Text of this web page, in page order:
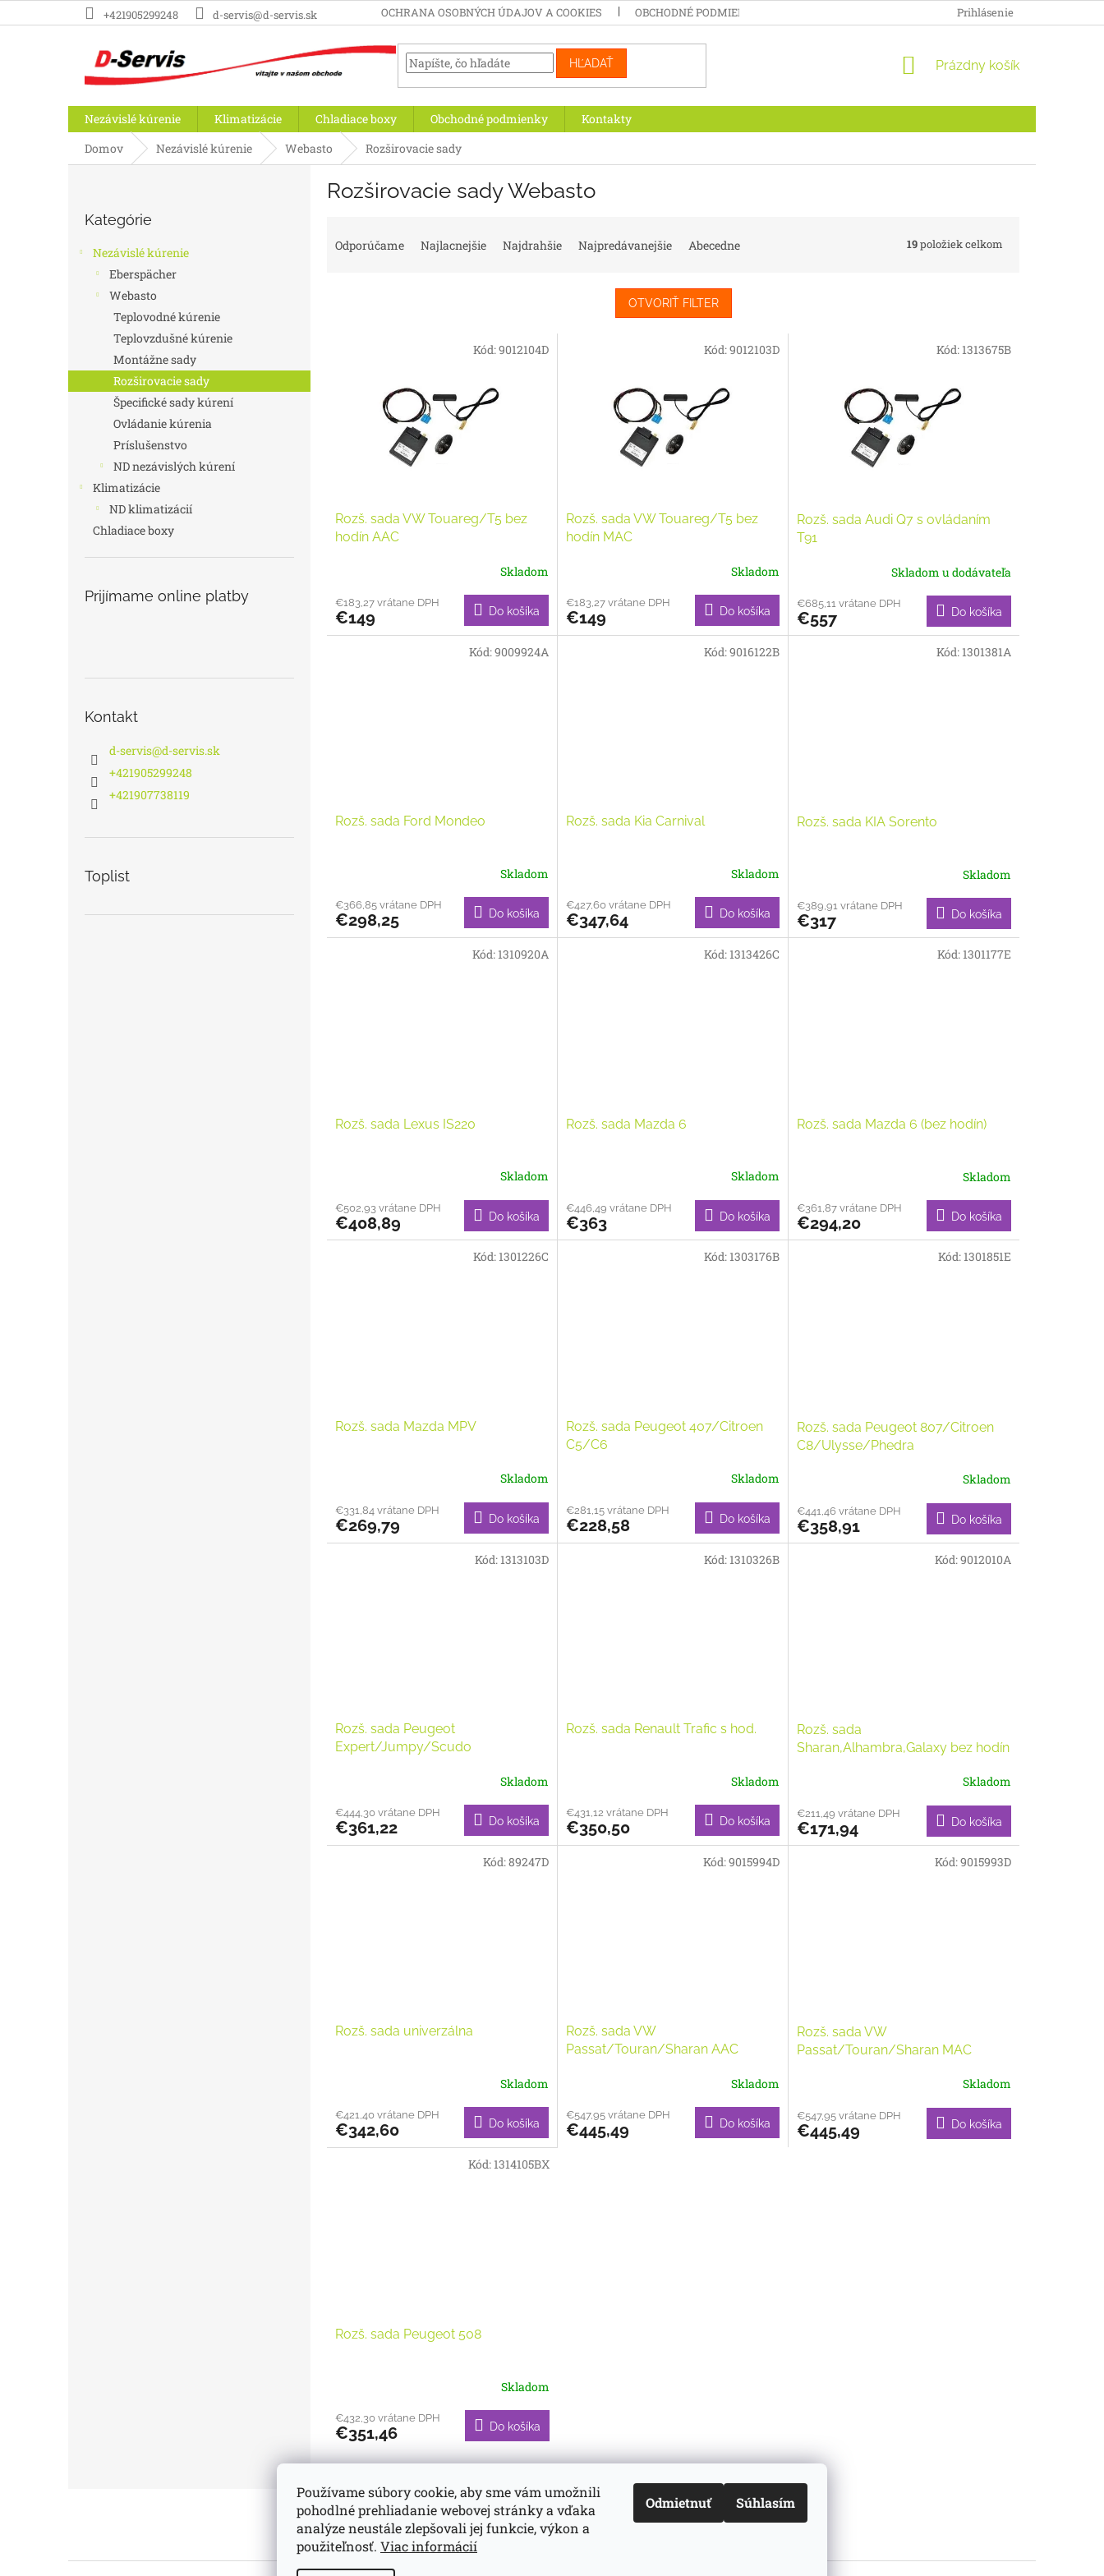
Používame súbory cookie, aby sme vám umožnili
pohodlné prehliadanie webovej stránky a vďaka
analýze neustále zlepšovali jej funkcie, výkon a
použiteľnosť. Viac informácií
Odmietnuť Súhlasím
na
+421905299248 d-servis@d-servis.sk OCHRANA OSOBNÝCH ÚDAJOV A COOKIES OBCHODNÉ PODMIENKY ODSTÚPENIE OD ZMLUVY PRE
Prihlásenie
HĽADAŤ
NÁKUPNÝ
Prázdny košík
Nezávislé kúrenie Klimatizácie Chladiace boxy Obchodné podmienky
Kontakty
Domov
Nezávislé kúrenie Webasto Rozširovacie sady
kategórie
Kategórie
Nezávislé kúrenie
Eberspächer
Webasto
Teplovodné kúrenie
Teplovzdušné kúrenie
Montážne sady
Rozširovacie sady
Špecifické sady kúrení
Ovládanie kúrenia
Príslušenstvo
ND nezávislých kúrení
Klimatizácie
ND klimatizácií
Chladiace boxy
Prijímame online platby
Kontakt
d-servis@d-servis.sk
+421905299248
+421907738119
Toplist
Rozširovacie sady Webasto
Odporúčame Najlacnejšie Najdrahšie Najpredávanejšie Abecedne 19položiek celkom
OTVORIŤ FILTER
Rozš. sada VW Touareg/T5 bez
hodín AAC
Skladom
€183,27 vrátane DPH
€149 Do košíka
Kód:9012104D
Rozš. sada VW Touareg/T5 bez
hodín MAC
Skladom
€183,27 vrátane DPH
€149 Do košíka
Kód:9012103D
Rozš. sada Audi Q7 s ovládaním
T91
Skladom u dodávateľa
€685,11 vrátane DPH
€557 Do košíka
Kód: 1313675B
Rozš. sada Ford Mondeo
Skladom
€366,85 vrátane DPH
€298,25 Do košíka
Kód:9009924A
Rozš. sada Kia Carnival
Skladom
€427,60 vrátane DPH
€347,64 Do košíka
Kód:9016122B
Rozš. sada KIA Sorento
Skladom
€389,91 vrátane DPH
€317 Do košíka
Kód: 1301381A
Rozš. sada Lexus IS220
Skladom
€502,93 vrátane DPH
€408,89 Do košíka
Kód: 1310920A
Rozš. sada Mazda 6
Skladom
€446,49 vrátane DPH
€363 Do košíka
Kód: 1313426C
Rozš. sada Mazda 6 (bez hodín)
Skladom
€361,87 vrátane DPH
€294,20 Do košíka
Kód: 1301177E
Rozš. sada Mazda MPV
Skladom
€331,84 vrátane DPH
€269,79 Do košíka
Kód: 1301226C
Rozš. sada Peugeot 407/Citroen
C5/C6
Skladom
€281,15 vrátane DPH
€228,58 Do košíka
Kód: 1303176B
Rozš. sada Peugeot 807/Citroen
C8/Ulysse/Phedra
Skladom
€441,46 vrátane DPH
€358,91 Do košíka
Kód: 1301851E
Rozš. sada Peugeot
Expert/Jumpy/Scudo
Skladom
€444,30 vrátane DPH
€361,22 Do košíka
Kód: 1313103D
Rozš. sada Renault Trafic s hod.
Skladom
€431,12 vrátane DPH
€350,50 Do košíka
Kód: 1310326B
Rozš. sada
Sharan,Alhambra,Galaxy bez hodín
Skladom
€211,49 vrátane DPH
€171,94 Do košíka
Kód:9012010A
Rozš. sada univerzálna
Skladom
€421,40 vrátane DPH
€342,60 Do košíka
Kód:89247D
Rozš. sada VW
Passat/Touran/Sharan AAC
Skladom
€547,95 vrátane DPH
€445,49 Do košíka
Kód:9015994D
Rozš. sada VW
Passat/Touran/Sharan MAC
Skladom
€547,95 vrátane DPH
€445,49 Do košíka
Kód:9015993D
Rozš. sada Peugeot 508
Skladom
€432,30 vrátane DPH
€351,46 Do košíka
Kód: 1314105BX
v
l
á
d-servis.sk webasto.sk eberspächer.sk